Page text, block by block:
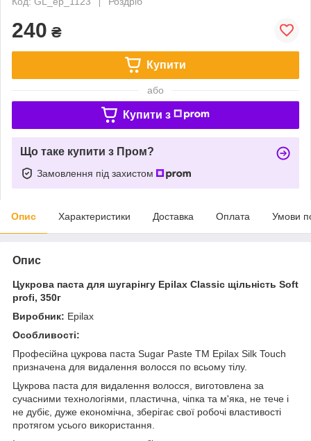
240 ₴
Купити
або
Купити з
Що таке купити з Пром?
Замовлення під захистом
Опис Характеристики Доставка Оплата Умови
Опис
Цукрова паста для шугарінгу Epilax Classic щільність Soft
profi, 350г
Виробник: Epilax
Особливості:
Професійна цукрова паста Sugar Paste TM Epilax Silk Touch
призначена для видалення волосся по всьому тілу.
Цукрова паста для видалення волосся, виготовлена за
сучасними технологіями, пластична, чіпка та м'яка, не тече і
не дубіє, дуже економічна, зберігає свої робочі властивості
протягом усього використання.